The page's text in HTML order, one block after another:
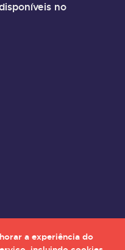
no
a experiência do